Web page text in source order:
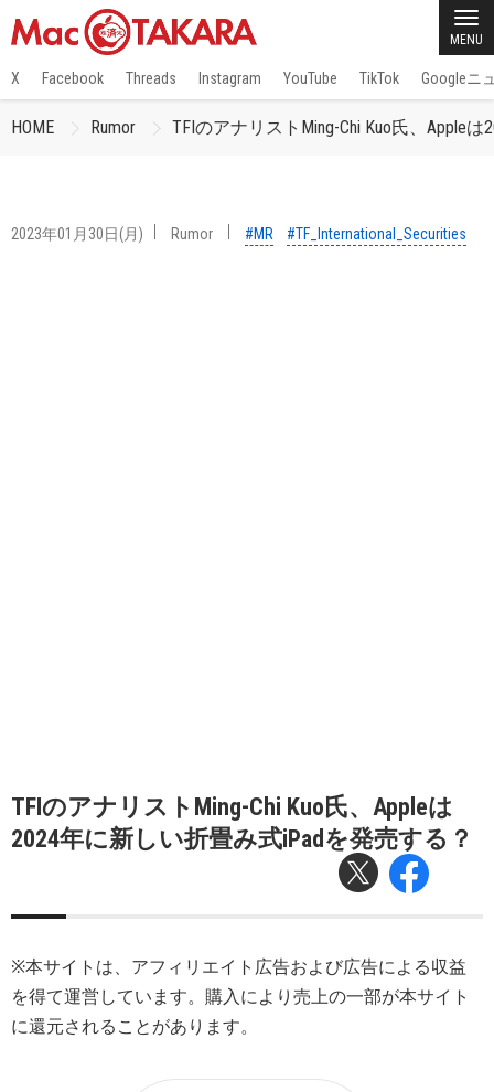
MENU
X Facebook Threads Instagram YouTube TikTok Googleニ
HOME Rumor TFIのアナリストMing-Chi Kuo氏、Apple
2023年01月30日(月) Rumor #MR #TF_International_Securities
TFIのアナリストMing-Chi Kuo氏、Appleは
2024年に新しい折畳み式iPadを発売する？
※本サイトは、アフィリエイト広告および広告による収益
を得て運営しています。購入により売上の一部が本サイト
に還元されることがあります。